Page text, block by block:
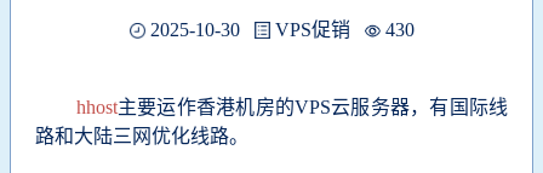
2025-10-30 VPS促销 430
hhost主要运作香港机房的VPS云服务器，有国际线
路和大陆三网优化线路。